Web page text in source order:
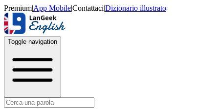
Premium|App Mobile|Contattaci|Dizionario illustrato
Toggle navigation